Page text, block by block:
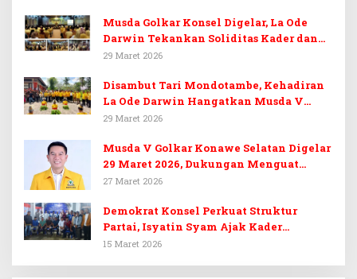
Musda Golkar Konsel Digelar, La Ode
Darwin Tekankan Soliditas Kader dan
Target 14 Kursi DPRD Konawe Selatan
29 Maret 2026
Disambut Tari Mondotambe, Kehadiran
La Ode Darwin Hangatkan Musda V
Golkar Konsel
29 Maret 2026
Musda V Golkar Konawe Selatan Digelar
29 Maret 2026, Dukungan Menguat
untuk Irham Kalenggo
27 Maret 2026
Demokrat Konsel Perkuat Struktur
Partai, Isyatin Syam Ajak Kader
Kembalikan Kejayaan
15 Maret 2026